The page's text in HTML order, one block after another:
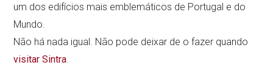
um dos edifícios mais emblemáticos de Portugal e do
Mundo.
Não há nada igual. Não pode deixar de o fazer quando
visitar Sintra